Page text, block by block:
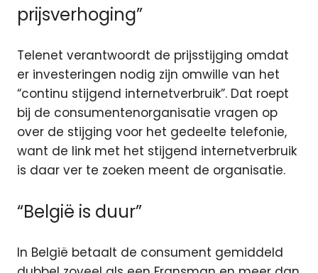
prijsverhoging”
Telenet verantwoordt de prijsstijging omdat
er investeringen nodig zijn omwille van het
“continu stijgend internetverbruik”. Dat roept
bij de consumentenorganisatie vragen op
over de stijging voor het gedeelte telefonie,
want de link met het stijgend internetverbruik
is daar ver te zoeken meent de organisatie.
“België is duur”
In België betaalt de consument gemiddeld